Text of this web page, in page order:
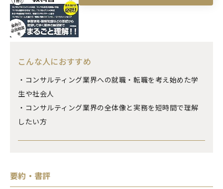
こんな人におすすめ
・コンサルティング業界への就職・転職を考え始めた学
生や社会人
・コンサルティング業界の全体像と実務を短時間で理解
したい方
要約・書評